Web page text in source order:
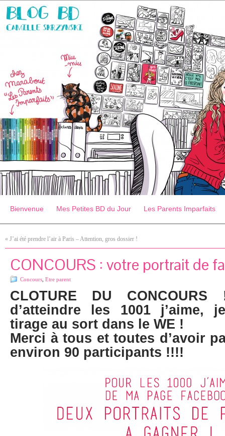
Bienvenue Mes Petites BD du Jour Les Parents Imparfaits
« J’ai été prendre l’air à Paris – Attention, gros dossier !
CONCOURS : votre portrait de
Concours Etre parent
CLOTURE DU
d’atteindre les 1001 j’aime,
tirage au sort dans le WE !
Merci à tous et toutes d’avoir
environ 90 participants !!!!